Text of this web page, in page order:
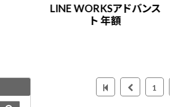
LINE WORKSアドバンス
ト 年額
1